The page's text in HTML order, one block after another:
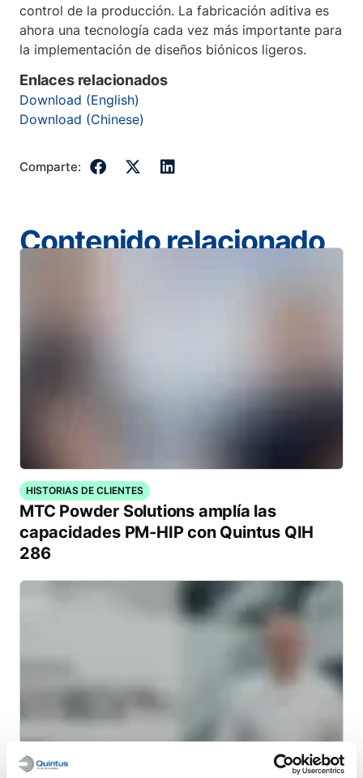
control de la producción. La fabricación aditiva es
ahora una tecnología cada vez más importante para
la implementación de diseños biónicos ligeros.
Enlaces relacionados
Download (English)
Download (Chinese)
Comparte:
Contenido relacionado
HISTORIAS DE CLIENTES
MTC Powder Solutions amplía las
capacidades PM-HIP con Quintus QIH
286